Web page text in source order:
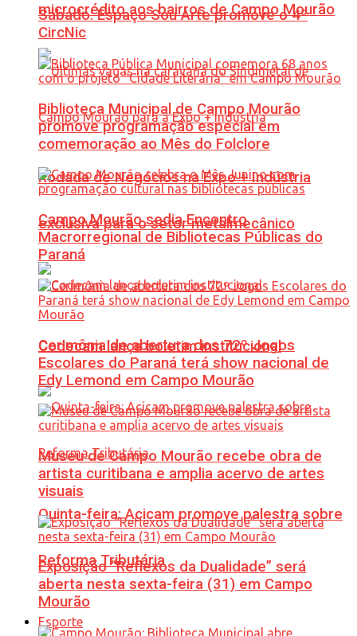
microcrédito aos bairros de Campo Mourão
Rodada de Negócios na Expo + Indústria
exclusiva para o setor metalmecânico
Codecam lança boletim institucional
Quinta-feira: Acicam promove palestra sobre
Reforma Tributária
Esporte
Sábado: Espaço Sou Arte promove o 4º
CircNic
Biblioteca Municipal de Campo Mourão
promove programação especial em
comemoração ao Mês do Folclore
Campo Mourão sedia Encontro
Macrorregional de Bibliotecas Públicas do
Paraná
Cerimônia de abertura dos 72º Jogos
Escolares do Paraná terá show nacional de
Edy Lemond em Campo Mourão
Museu de Campo Mourão recebe obra de
artista curitibana e amplia acervo de artes
visuais
Exposição “Reflexos da Dualidade” será
aberta nesta sexta-feira (31) em Campo
Mourão